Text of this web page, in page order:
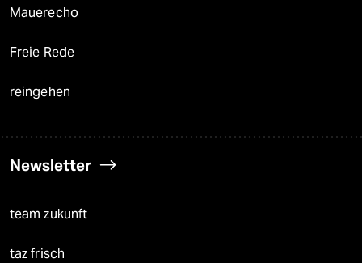
Mauerecho
Freie Rede
reingehen
Newsletter
team zukunft
taz frisch